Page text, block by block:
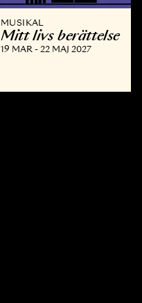
MUSIKAL
Mitt livs berättelse
19 MAR - 22 MAJ 2027